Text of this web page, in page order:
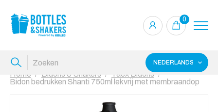
0
NEDERLANDS
Home Bidons & Shakers
Tacx Bidons
Bidon bedrukken Shanti 750ml lekvrij met membraandop